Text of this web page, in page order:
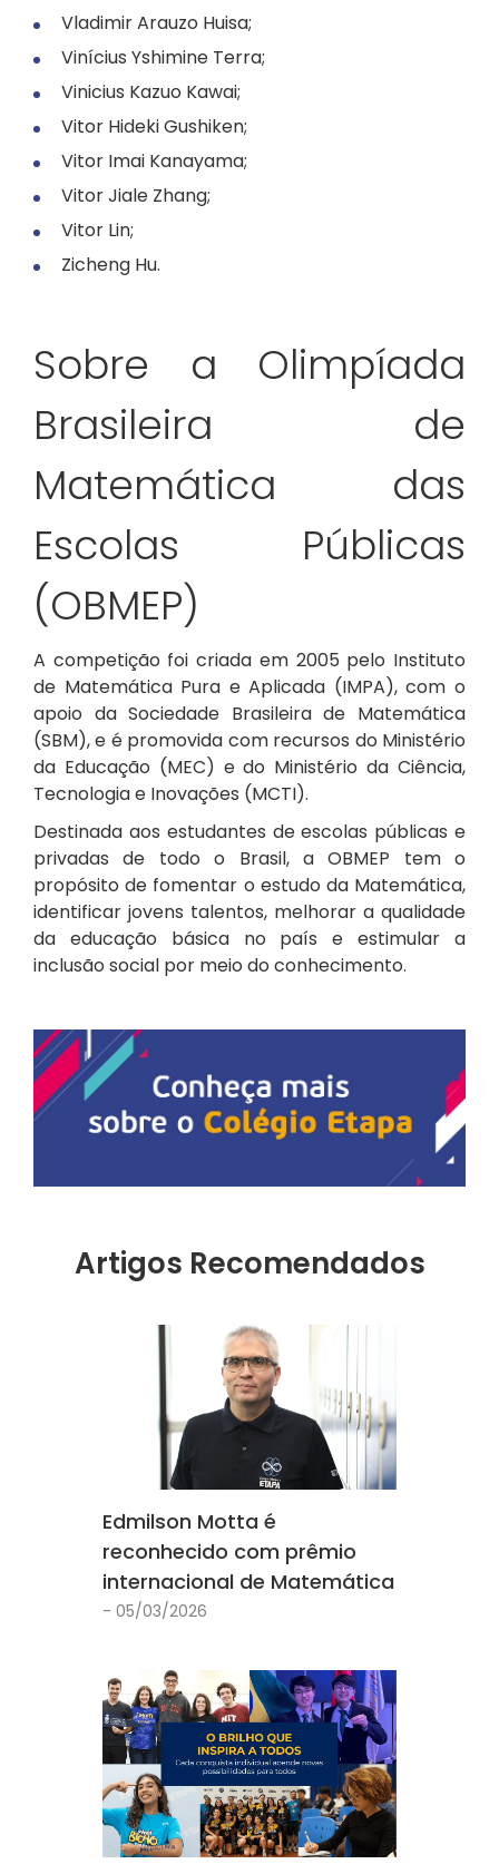
Vladimir Arauzo Huisa;
Vinícius Yshimine Terra;
Vinicius Kazuo Kawai;
Vitor Hideki Gushiken;
Vitor Imai Kanayama;
Vitor Jiale Zhang;
Vitor Lin;
Zicheng Hu.
Sobre a Olimpíada
Brasileira de
Matemática das
Escolas Públicas
(OBMEP)
A competição foi criada em 2005 pelo Instituto
de Matemática Pura e Aplicada (IMPA), com o
apoio da Sociedade Brasileira de Matemática
(SBM), e é promovida com recursos do Ministério
da Educação (MEC) e do Ministério da Ciência,
Tecnologia e Inovações (MCTI).
Destinada aos estudantes de escolas públicas e
privadas de todo o Brasil, a OBMEP tem o
propósito de fomentar o estudo da Matemática,
identificar jovens talentos, melhorar a qualidade
da educação básica no país e estimular a
inclusão social por meio do conhecimento.
Artigos Recomendados
Edmilson Motta é
reconhecido com prêmio
internacional de Matemática
- 05/03/2026